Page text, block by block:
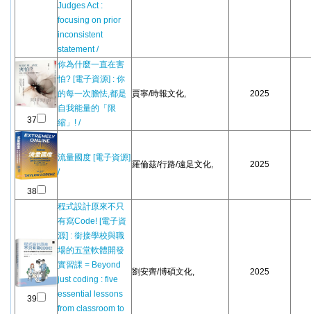
Judges Act :
focusing on prior
inconsistent
statement /
37
你為什麼一直在害
怕? [電子資源] : 你
的每一次膽怯,都是
自我能量的「限
縮」! /
賈寧/時報文化, 2025
38
流量國度 [電子資源]
/
羅倫茲/行路/遠足文化, 2025
39
程式設計原來不只
有寫Code! [電子資
源] : 銜接學校與職
場的五堂軟體開發
實習課 = Beyond
just coding : five
essential lessons
from classroom to
劉安齊/博碩文化, 2025